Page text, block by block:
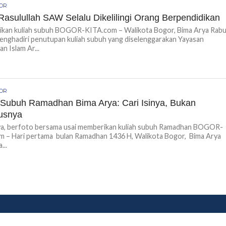
SAW Selalu Dikelilingi Orang Berpendidikan
kuliah subuh BOGOR-KITA.com – Walikota Bogor, Bima Arya
penutupan kuliah subuh yang diselenggarakan Yayasan
Islam Ar...
Ramadhan Bima Arya: Cari Isinya, Bukan
berfoto bersama usai memberikan kuliah subuh Ramadhan BOGOR-
– Hari pertama bulan Ramadhan 1436 H, Walikota Bogor, Bima Arya